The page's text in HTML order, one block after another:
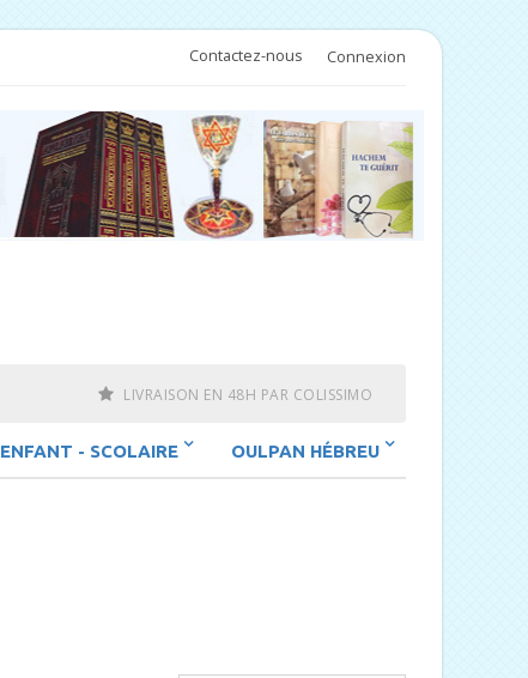
Connexion
Contactez-nous
LIVRAISON EN 48H PAR COLISSIMO
ENFANT - SCOLAIRE OULPAN HÉBREU